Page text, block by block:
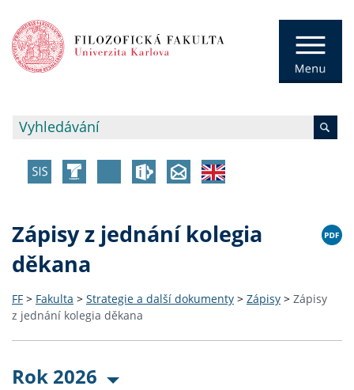
Zápisy z jednání kolegia
děkana
FF > Fakulta > Strategie a další dokumenty > Zápisy > Zápisy
z jednání kolegia děkana
Rok 2026